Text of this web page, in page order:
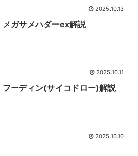
2025.10.13
メガサメハダーex解説
2025.10.11
フーディン(サイコドロー)解説
2025.10.10